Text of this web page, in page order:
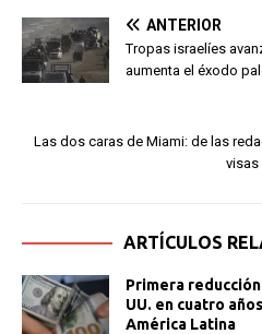
ANTERIOR
Tropas israelíes
aumenta el éxodo
Las dos caras de Miami: de las
visas
ARTÍCULOS
Primera
UU. en cuatro
América Latina